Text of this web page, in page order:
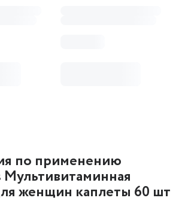
по применению
женщин каплеты 60 шт